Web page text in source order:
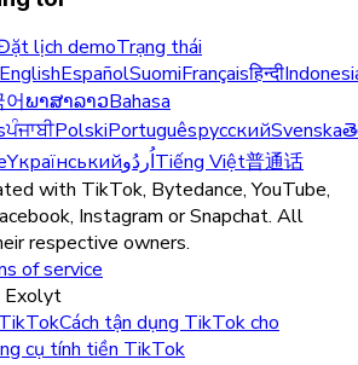
lịch demoTrạng thái
EnglishEspañolSuomiFrançaisहिन्दी
어ພາສາລາວBahasa
ਪੰਜਾਬੀPolskiPortuguêsрусскийSvenska
YкраїнськийاُردُوTiếng Việt普通话
with TikTok, Bytedance, YouTube,
Instagram or Snapchat. All
respective owners.
of service
Exolyt
Cách tận dụng TikTok cho
cụ tính tiền TikTok